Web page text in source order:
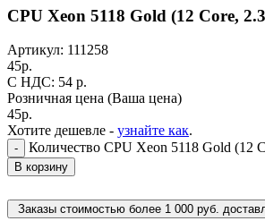
CPU Xeon 5118 Gold (12 Core,
Артикул: 111258
45р.
C НДС: 54 р.
Розничная цена (Ваша цена)
45р.
Хотите дешевле - узнайте как.
- Количество CPU Xeon 5118 Gold (12
В корзину
Заказы стоимостью более 1 000 руб.